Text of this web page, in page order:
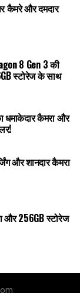
कैमरे और दमदार
8 Gen 3 की
स्टोरेज के साथ
धमाकेदार कैमरा और
और शानदार कैमरा
और 256GB स्टोरेज